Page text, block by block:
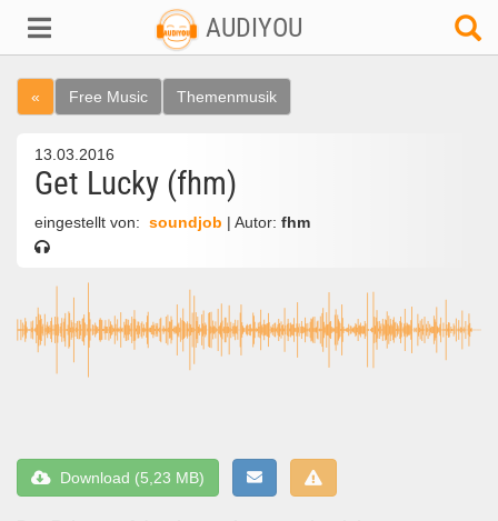
AUDIYOU
« Free Music Themenmusik
13.03.2016
Get Lucky (fhm)
eingestellt von: soundjob | Autor: fhm
Download (5,23 MB)